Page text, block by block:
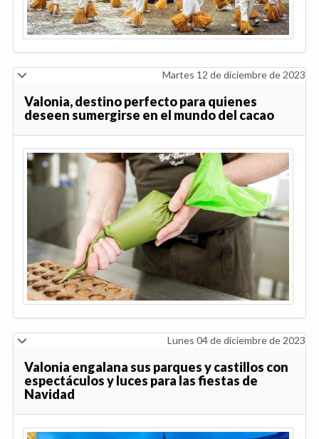
Martes 12 de diciembre de 2023
Valonia, destino perfecto para quienes
deseen sumergirse en el mundo del cacao
Lunes 04 de diciembre de 2023
Valonia engalana sus parques y castillos con
espectáculos y luces para las fiestas de
Navidad